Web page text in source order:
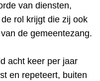
van diensten,
rol krijgt die zij ook
de gemeentezang.
acht keer per jaar
en repeteert, buiten